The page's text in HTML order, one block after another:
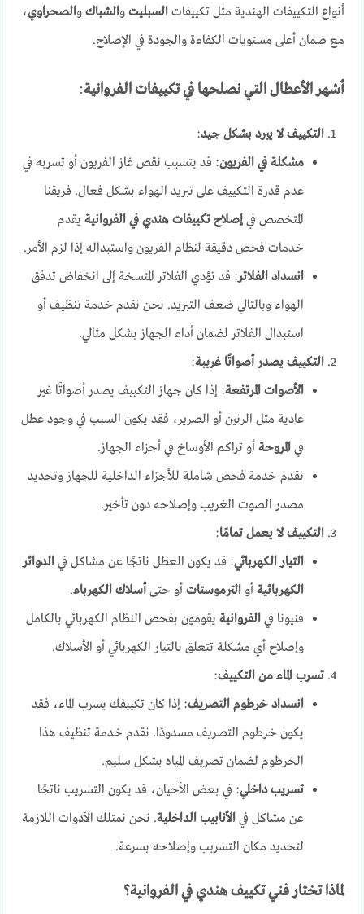
أنواع التكييفات الهندية مثل تكييفاتالسبليت والشباك والصحراوي،
مع ضمان أعلى مستويات الكفاءة والجودة في الإصلاح.
أشهر الأعطال التي نصلحها في تكييفات الفروانية:
التكييف لا يبرد بشكل جيد:
مشكلة في الفريون: قد يتسبب نقص غاز الفريون أو تسربه في
عدم قدرة التكييف على تبريد الهواء بشكل فعال. فريقنا
المتخصص فيإصلاح تكييفات هندي في الفروانية يقدم
خدمات فحص دقيقة لنظام الفريون واستبداله إذا لزم الأمر.
انسداد الفلاتر: قد تؤدي الفلاتر المتسخة إلى انخفاض تدفق
الهواء وبالتالي ضعف التبريد. نحن نقدم خدمة تنظيف أو
استبدال الفلاتر لضمان أداء الجهاز بشكل مثالي.
التكييف يصدر أصواتًا غريبة:
الأصوات المرتفعة: إذا كان جهاز التكييف يصدر أصواتًا غير
عادية مثل الرنين أو الصرير، فقد يكون السبب في وجود عطل
فيالمروحة أو تراكم الأوساخ في أجزاء الجهاز.
نقدم خدمة فحص شاملة للأجزاء الداخلية للجهاز وتحديد
مصدر الصوت الغريب وإصلاحه دون تأخير.
التكييف لا يعمل تمامًا:
التيار الكهربائي: قد يكون العطل ناتجًا عن مشاكل فيالدوائر
الكهربائية أوالترموستات أو حتىأسلاك الكهرباء.
فنيونا فيالفروانية يقومون بفحص النظام الكهربائي بالكامل
وإصلاح أي مشكلة تتعلق بالتيار الكهربائي أو الأسلاك.
تسرب الماء من التكييف:
انسداد خرطوم التصريف: إذا كان تكييفك يسرب الماء، فقد
يكون خرطوم التصريف مسدودًا. نقدم خدمة تنظيف هذا
الخرطوم لضمان تصريف المياه بشكل سليم.
تسريب داخلي: في بعض الأحيان، قد يكون التسريب ناتجًا
عن مشاكل فيالأنابيب الداخلية. نحن نمتلك الأدوات اللازمة
لتحديد مكان التسريب وإصلاحه بسرعة.
لماذا تختار فني تكييف هندي في الفروانية؟